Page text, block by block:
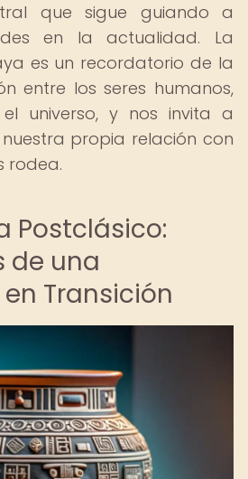
que sigue guiando a
en la actualidad. La
es un recordatorio de la
entre los seres humanos,
universo, y nos invita a
propia relación con
rodea.
Postclásico:
de una
Transición